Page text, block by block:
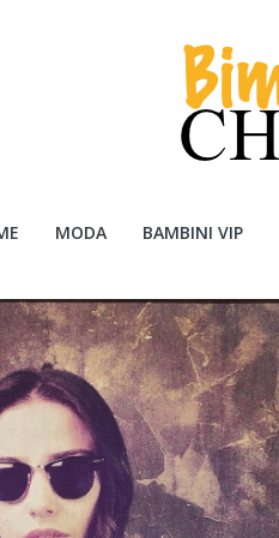
MODA BAMBINI VIP